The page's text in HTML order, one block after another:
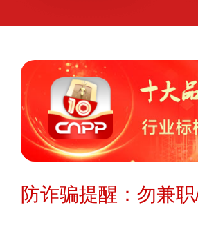
防诈骗提醒：勿兼